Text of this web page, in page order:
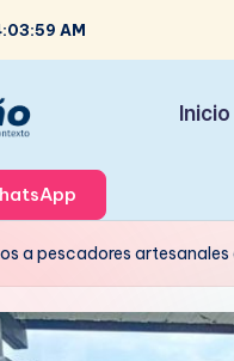
AM
Inicio
a pescadores